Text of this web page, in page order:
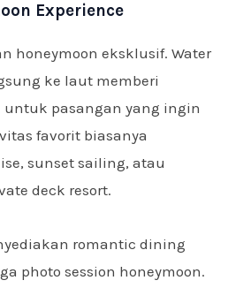
Experience
honeymoon eksklusif. Water
ke laut memberi
untuk pasangan yang ingin
favorit biasanya
sunset sailing, atau
deck resort.
romantic dining
photo session honeymoon.